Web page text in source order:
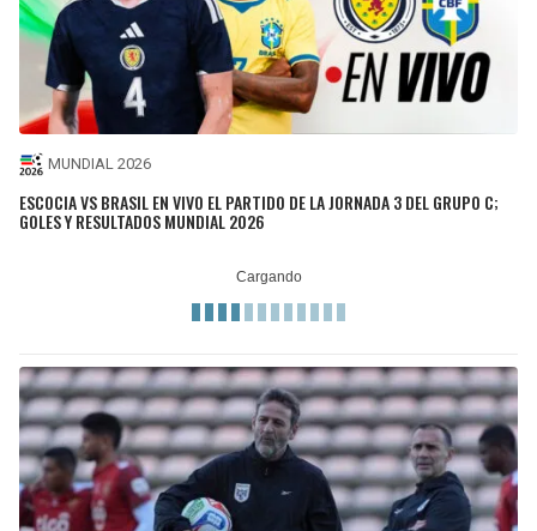
MUNDIAL 2026
ESCOCIA VS BRASIL EN VIVO EL PARTIDO DE LA JORNADA 3 DEL GRUPO C;
GOLES Y RESULTADOS MUNDIAL 2026